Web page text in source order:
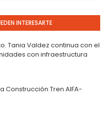
INTERESARTE
Tania Valdez continua con el
con infraestructura
Construcción Tren AIFA-